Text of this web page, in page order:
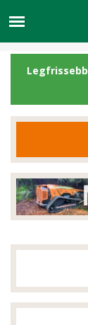
Legfrissebb